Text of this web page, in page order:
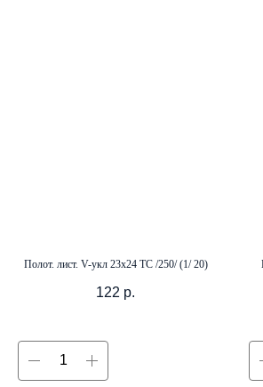
Полот. лист. V-укл 23х24 ТС /250/ (1/ 20)
122 р.
Партнерам
Условия сотрудничества